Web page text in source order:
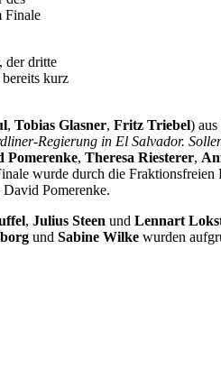
der dritte
kurz
, Tobias Glasner, Fritz Triebel)
Regierung in El Salvador.
Pomerenke, Theresa Riesterer,
wurde durch die Fraktionsfreien
Pomerenke.
, Julius Steen und Lennart
und Sabine Wilke wurden